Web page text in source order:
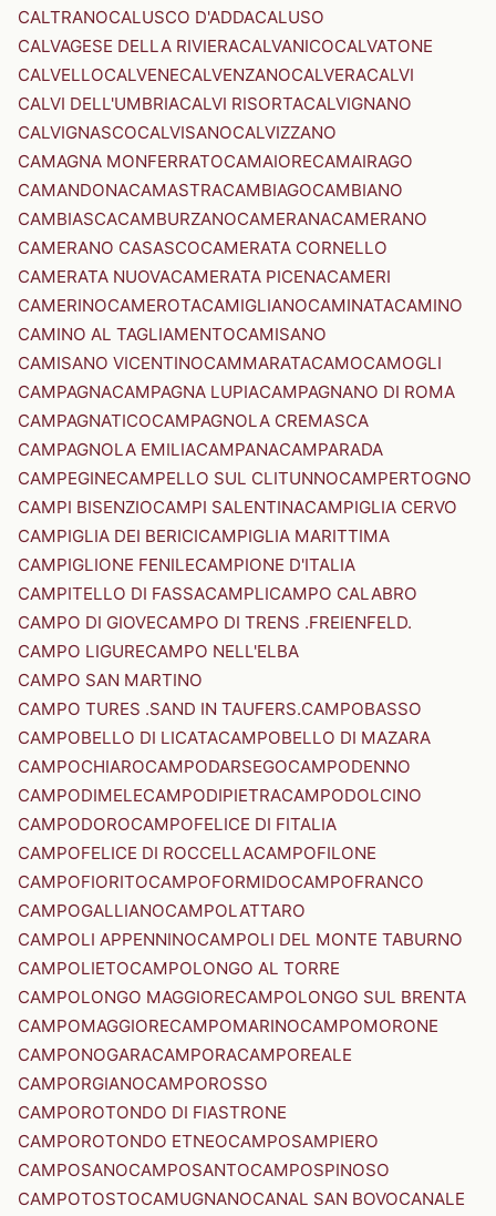
CALTRANOCALUSCO D'ADDACALUSO
CALVAGESE DELLA RIVIERACALVANICOCALVATONE
CALVELLOCALVENECALVENZANOCALVERACALVI
CALVI DELL'UMBRIACALVI RISORTACALVIGNANO
CALVIGNASCOCALVISANOCALVIZZANO
CAMAGNA MONFERRATOCAMAIORECAMAIRAGO
CAMANDONACAMASTRACAMBIAGOCAMBIANO
CAMBIASCACAMBURZANOCAMERANACAMERANO
CAMERANO CASASCOCAMERATA CORNELLO
CAMERATA NUOVACAMERATA PICENACAMERI
CAMERINOCAMEROTACAMIGLIANOCAMINATACAMINO
CAMINO AL TAGLIAMENTOCAMISANO
CAMISANO VICENTINOCAMMARATACAMOCAMOGLI
CAMPAGNACAMPAGNA LUPIACAMPAGNANO DI ROMA
CAMPAGNATICOCAMPAGNOLA CREMASCA
CAMPAGNOLA EMILIACAMPANACAMPARADA
CAMPEGINECAMPELLO SUL CLITUNNOCAMPERTOGNO
CAMPI BISENZIOCAMPI SALENTINACAMPIGLIA CERVO
CAMPIGLIA DEI BERICICAMPIGLIA MARITTIMA
CAMPIGLIONE FENILECAMPIONE D'ITALIA
CAMPITELLO DI FASSACAMPLICAMPO CALABRO
CAMPO DI GIOVECAMPO DI TRENS .FREIENFELD.
CAMPO LIGURECAMPO NELL'ELBA
CAMPO SAN MARTINO
CAMPO TURES .SAND IN TAUFERS.CAMPOBASSO
CAMPOBELLO DI LICATACAMPOBELLO DI MAZARA
CAMPOCHIAROCAMPODARSEGOCAMPODENNO
CAMPODIMELECAMPODIPIETRACAMPODOLCINO
CAMPODOROCAMPOFELICE DI FITALIA
CAMPOFELICE DI ROCCELLACAMPOFILONE
CAMPOFIORITOCAMPOFORMIDOCAMPOFRANCO
CAMPOGALLIANOCAMPOLATTARO
CAMPOLI APPENNINOCAMPOLI DEL MONTE TABURNO
CAMPOLIETOCAMPOLONGO AL TORRE
CAMPOLONGO MAGGIORECAMPOLONGO SUL BRENTA
CAMPOMAGGIORECAMPOMARINOCAMPOMORONE
CAMPONOGARACAMPORACAMPOREALE
CAMPORGIANOCAMPOROSSO
CAMPOROTONDO DI FIASTRONE
CAMPOROTONDO ETNEOCAMPOSAMPIERO
CAMPOSANOCAMPOSANTOCAMPOSPINOSO
CAMPOTOSTOCAMUGNANOCANAL SAN BOVOCANALE